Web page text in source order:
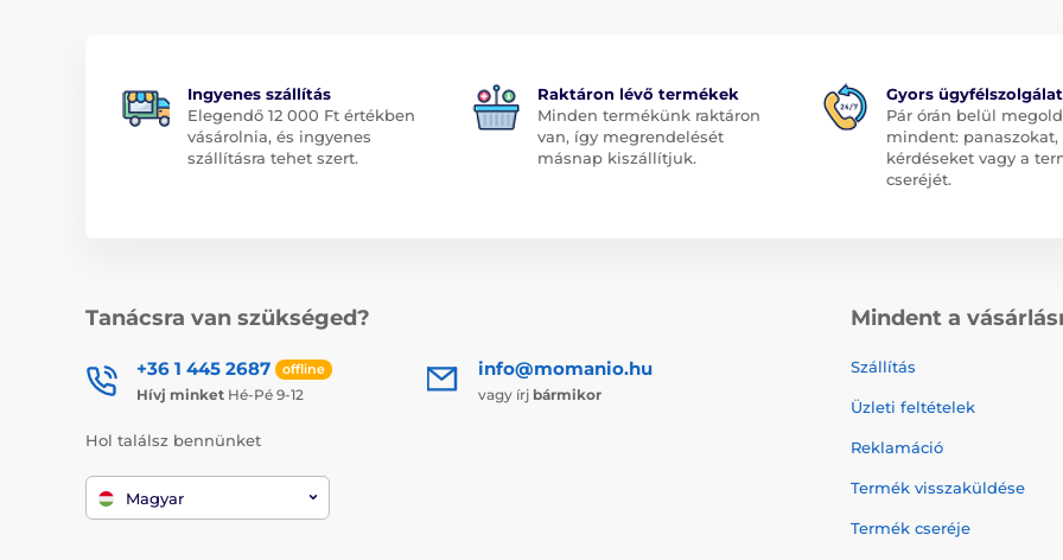
Ingyenes szállítás
Elegendő 12 000 Ft értékben
vásárolnia, és ingyenes
szállításra tehet szert.
Raktáron lévő termékek
Minden termékünk raktáron
van, így megrendelését
másnap kiszállítjuk.
Gyors ügyfélszolgálat
Pár órán belül
mindent: panaszokat,
kérdéseket vagy a
cseréjét.
Tanácsra van szükséged?
+36 1 445 2687 offline
Hívj minket Hé-Pé 9-12
info@momanio.hu
vagy írj bármikor
Hol találsz bennünket
Magyar
Mindent a
Szállítás
Üzleti feltételek
Reklamáció
Termék visszaküldése
Termék cseréje